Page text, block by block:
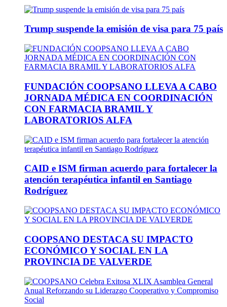
Trump suspende la emisión de visa para 75 país
FUNDACIÓN COOPSANO LLEVA A CABO
JORNADA MÉDICA EN COORDINACIÓN
CON FARMACIA BRAMIL Y
LABORATORIOS ALFA
CAID e ISM firman acuerdo para fortalecer la
atención terapéutica infantil en Santiago
Rodríguez
COOPSANO DESTACA SU IMPACTO
ECONÓMICO Y SOCIAL EN LA
PROVINCIA DE VALVERDE